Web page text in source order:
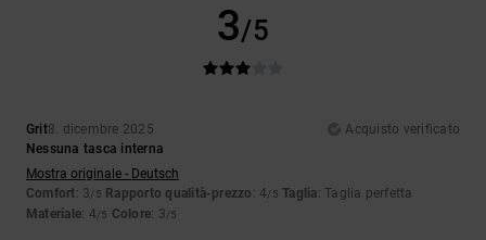
3/5
Grit8. dicembre 2025
Acquisto verificato
Nessuna tasca interna
Mostra originale - Deutsch
Comfort: 3/5 Rapporto qualità-prezzo : 4/5 Taglia: Taglia perfetta
Materiale: 4/5 Colore: 3/5